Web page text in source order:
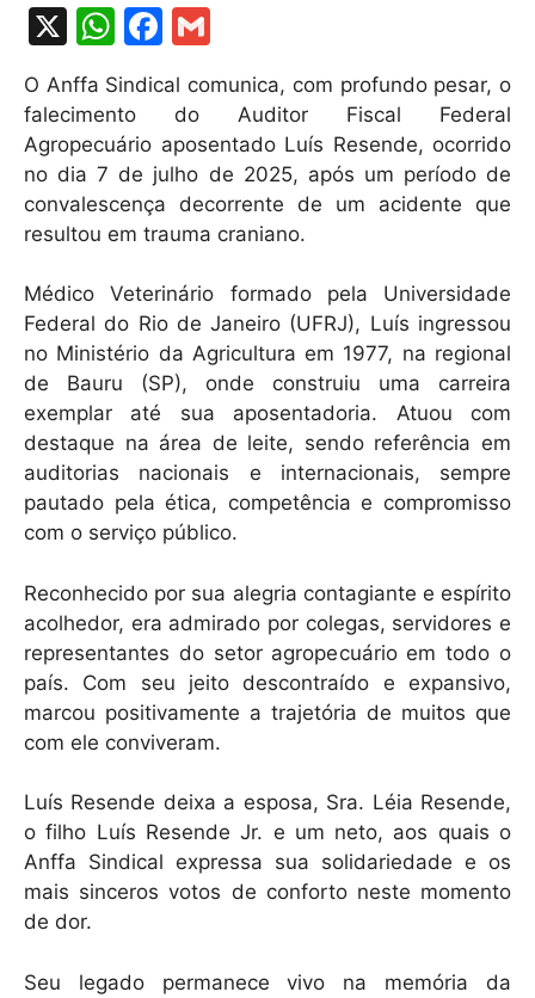
X
W
h
at
s
A
p
p
F
a
c
e
b
o
o
k
ai
l
O Anffa Sindical comunica, com profundo pesar, o
falecimento do Auditor Fiscal Federal
Agropecuário aposentado Luís Resende, ocorrido
no dia 7 de julho de 2025, após um período de
convalescença decorrente de um acidente que
resultou em trauma craniano.
Médico Veterinário formado pela Universidade
Federal do Rio de Janeiro (UFRJ), Luís ingressou
no Ministério da Agricultura em 1977, na regional
de Bauru (SP), onde construiu uma carreira
exemplar até sua aposentadoria. Atuou com
destaque na área de leite, sendo referência em
auditorias nacionais e internacionais, sempre
pautado pela ética, competência e compromisso
com o serviço público.
Reconhecido por sua alegria contagiante e espírito
acolhedor, era admirado por colegas, servidores e
representantes do setor agropecuário em todo o
país. Com seu jeito descontraído e expansivo,
marcou positivamente a trajetória de muitos que
com ele conviveram.
Luís Resende deixa a esposa, Sra. Léia Resende,
o filho Luís Resende Jr. e um neto, aos quais o
Anffa Sindical expressa sua solidariedade e os
mais sinceros votos de conforto neste momento
de dor.
Seu legado permanece vivo na memória da